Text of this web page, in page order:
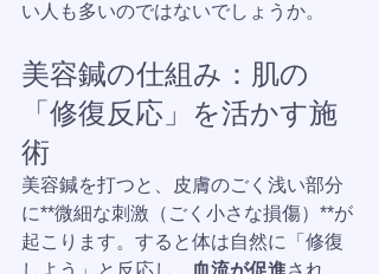
い人も多いのではないでしょうか。
美容鍼の仕組み：肌の
「修復反応」を活かす施
術
美容鍼を打つと、皮膚のごく浅い部分
に**微細な刺激（ごく小さな損傷）**が
起こります。すると体は自然に「修復